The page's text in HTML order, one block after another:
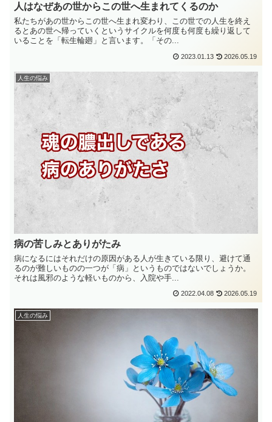
人はなぜあの世からこの世へ生まれてくるのか
私たちがあの世からこの世へ生まれ変わり、この世での人生を終え
るとあの世へ帰っていくというサイクルを何度も何度も繰り返して
いることを「転生輪廻」と言います。「その...
2023.01.13 2026.05.19
人生の悩み
病の苦しみとありがたみ
病になるにはそれだけの原因がある人が生きている限り、避けて通
るのが難しいものの一つが「病」というものではないでしょうか。
それは風邪のような軽いものから、入院や手...
2022.04.08 2026.05.19
人生の悩み